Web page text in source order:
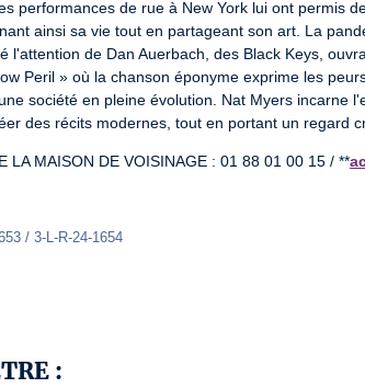
performances de rue à New York lui ont permis
ainsi sa vie tout en partageant son art. La
l'attention de Dan Auerbach, des Black Keys,
Peril » où la chanson éponyme exprime les
société en pleine évolution. Nat Myers incarne
des récits modernes, tout en portant un regard
LA MAISON DE VOISINAGE : 01 88 01 00 15 / **
/ 3-L-R-24-1654
: